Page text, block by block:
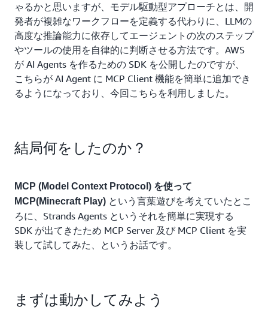
ゃるかと思いますが、モデル駆動型アプローチとは、開
発者が複雑なワークフローを定義する代わりに、LLMの
高度な推論能力に依存してエージェントの次のステップ
やツールの使用を自律的に判断させる方法です。AWS
が AI Agents を作るための SDK を公開したのですが、
こちらが AI Agent に MCP Client 機能を簡単に追加でき
るようになっており、今回こちらを利用しました。
結局何をしたのか？
MCP (Model Context Protocol) を使って
MCP(Minecraft Play) という言葉遊びを考えていたとこ
ろに、Strands Agents というそれを簡単に実現する
SDK が出てきたため MCP Server 及び MCP Client を実
装して試してみた、というお話です。
まずは動かしてみよう